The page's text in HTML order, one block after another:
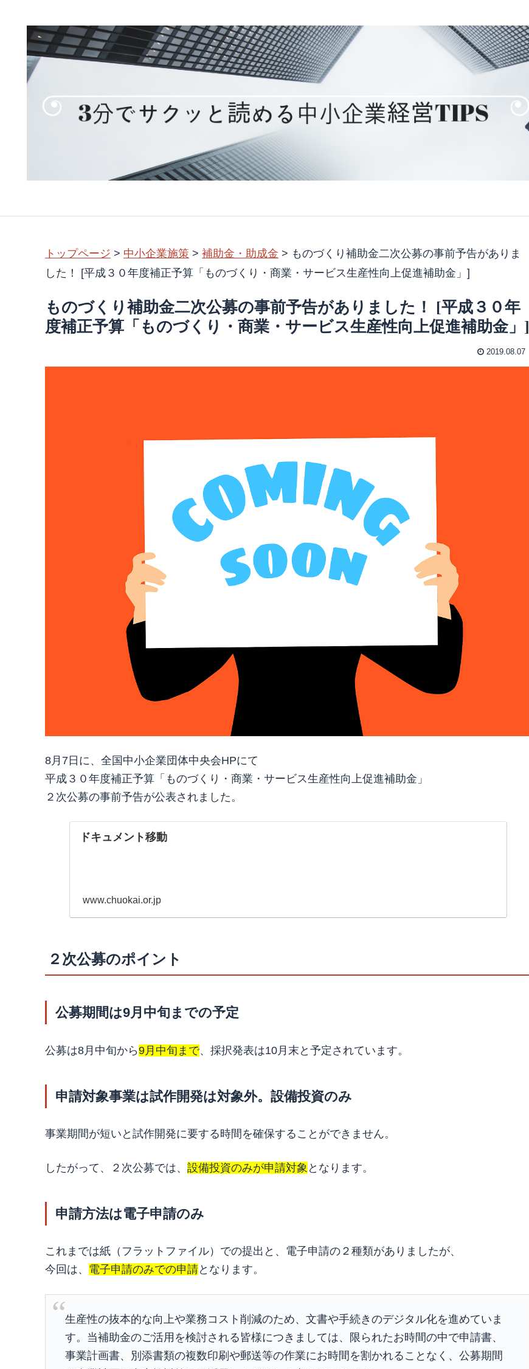
トップページ > 中小企業施策 > 補助金・助成金 > ものづくり補助金二次公募の事前予告がありま
した！ [平成３０年度補正予算「ものづくり・商業・サービス生産性向上促進補助金」]
ものづくり補助金二次公募の事前予告がありました！ [平成３０年
度補正予算「ものづくり・商業・サービス生産性向上促進補助金」]
2019.08.07
8月7日に、全国中小企業団体中央会HPにて
平成３０年度補正予算「ものづくり・商業・サービス生産性向上促進補助金」
２次公募の事前予告が公表されました。
ドキュメント移動
www.chuokai.or.jp
２次公募のポイント
公募期間は9月中旬までの予定
公募は8月中旬から9月中旬まで、採択発表は10月末と予定されています。
申請対象事業は試作開発は対象外。設備投資のみ
事業期間が短いと試作開発に要する時間を確保することができません。
したがって、２次公募では、 設備投資のみが申請対象 となります。
申請方法は電子申請のみ
これまでは紙（フラットファイル）での提出と、電子申請の２種類がありましたが、
今回は、 電子申請のみでの申請となります。
生産性の抜本的な向上や業務コスト削減のため、文書や手続きのデジタル化を進めていま
す。当補助金のご活用を検討される皆様につきましては、限られたお時間の中で申請書、
事業計画書、別添書類の複数印刷や郵送等の作業にお時間を割かれることなく、公募期間